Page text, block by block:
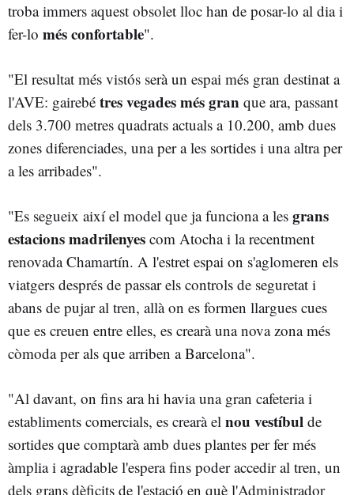
troba immers aquest obsolet lloc han de posar-lo al dia i
fer-lo més confortable".
"El resultat més vistós serà un espai més gran destinat a
l'AVE: gairebé tres vegades més gran que ara, passant
dels 3.700 metres quadrats actuals a 10.200, amb dues
zones diferenciades, una per a les sortides i una altra per
a les arribades".
"Es segueix així el model que ja funciona a les grans
estacions madrilenyes com Atocha i la recentment
renovada Chamartín. A l'estret espai on s'aglomeren els
viatgers després de passar els controls de seguretat i
abans de pujar al tren, allà on es formen llargues cues
que es creuen entre elles, es crearà una nova zona més
còmoda per als que arriben a Barcelona".
"Al davant, on fins ara hi havia una gran cafeteria i
establiments comercials, es crearà el nou vestíbul de
sortides que comptarà amb dues plantes per fer més
àmplia i agradable l'espera fins poder accedir al tren, un
dels grans dèficits de l'estació en què l'Administrador